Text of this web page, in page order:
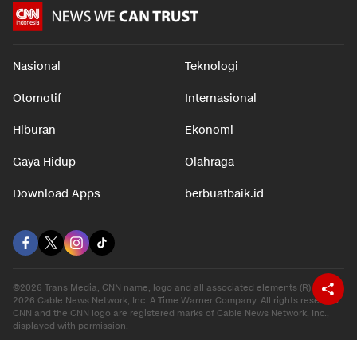
Nasional Teknologi
Otomotif Internasional
Hiburan Ekonomi
Gaya Hidup Olahraga
Download Apps berbuatbaik.id
©2026 Trans Media, CNN name, logo and all associated elements (R) and ©
2026 Cable News Network, Inc. A Time Warner Company. All rights reserved.
CNN and the CNN logo are registered marks of Cable News Network, Inc.,
displayed with permission.